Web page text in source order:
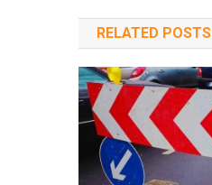
RELATED POSTS